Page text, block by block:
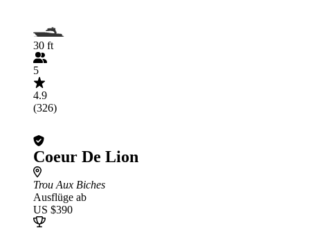
30 ft
5
4.9
(326)
Coeur De Lion
Trou Aux Biches
Ausflüge ab
US $390